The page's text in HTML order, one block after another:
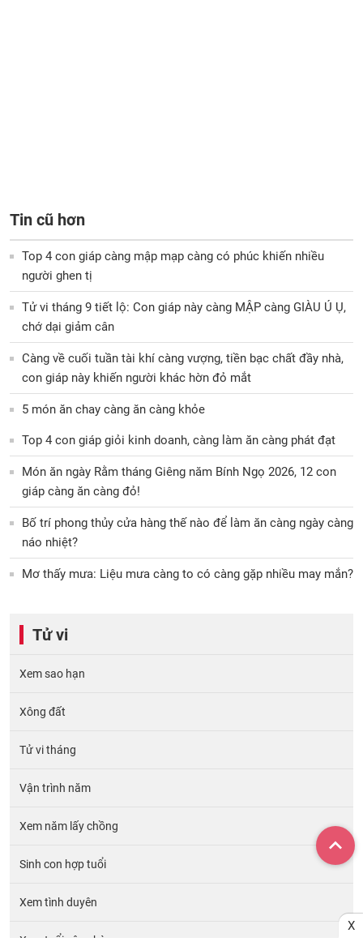
Tin cũ hơn
Top 4 con giáp càng mập mạp càng có phúc khiến nhiều
người ghen tị
Tử vi tháng 9 tiết lộ: Con giáp này càng MẬP càng GIÀU Ú Ụ,
chớ dại giảm cân
Càng về cuối tuần tài khí càng vượng, tiền bạc chất đầy nhà,
con giáp này khiến người khác hờn đỏ mắt
5 món ăn chay càng ăn càng khỏe
Top 4 con giáp giỏi kinh doanh, càng làm ăn càng phát đạt
Món ăn ngày Rằm tháng Giêng năm Bính Ngọ 2026, 12 con
giáp càng ăn càng đỏ!
Bố trí phong thủy cửa hàng thế nào để làm ăn càng ngày càng
náo nhiệt?
Mơ thấy mưa: Liệu mưa càng to có càng gặp nhiều may mắn?
Tử vi
Xem sao hạn
Xông đất
Tử vi tháng
Vận trình năm
Xem năm lấy chồng
Sinh con hợp tuổi
Xem tình duyên
Xem tuổi xây nhà
X